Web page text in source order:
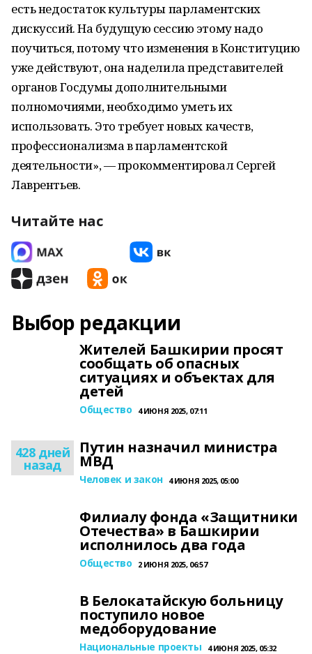
есть недостаток культуры парламентских
дискуссий. На будущую сессию этому надо
поучиться, потому что изменения в Конституцию
уже действуют, она наделила представителей
органов Госдумы дополнительными
полномочиями, необходимо уметь их
использовать. Это требует новых качеств,
профессионализма в парламентской
деятельности», — прокомментировал Сергей
Лаврентьев.
Читайте нас
Выбор редакции
Жителей Башкирии просят
сообщать об опасных
ситуациях и объектах для
детей
Общество 4 ИЮНЯ 2025, 07:11
428 дней
назад
Путин назначил министра
МВД
Человек и закон 4 ИЮНЯ 2025, 05:00
Филиалу фонда «Защитники
Отечества» в Башкирии
исполнилось два года
Общество 2 ИЮНЯ 2025, 06:57
В Белокатайскую больницу
поступило новое
медоборудование
Национальные проекты 4 ИЮНЯ 2025, 05:32